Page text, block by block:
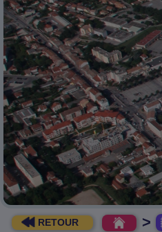
RETOUR >